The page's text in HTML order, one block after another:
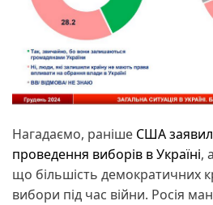
Нагадаємо, раніше США
проведення виборів в Україні,
що більшість демократичних
вибори під час війни. Росія